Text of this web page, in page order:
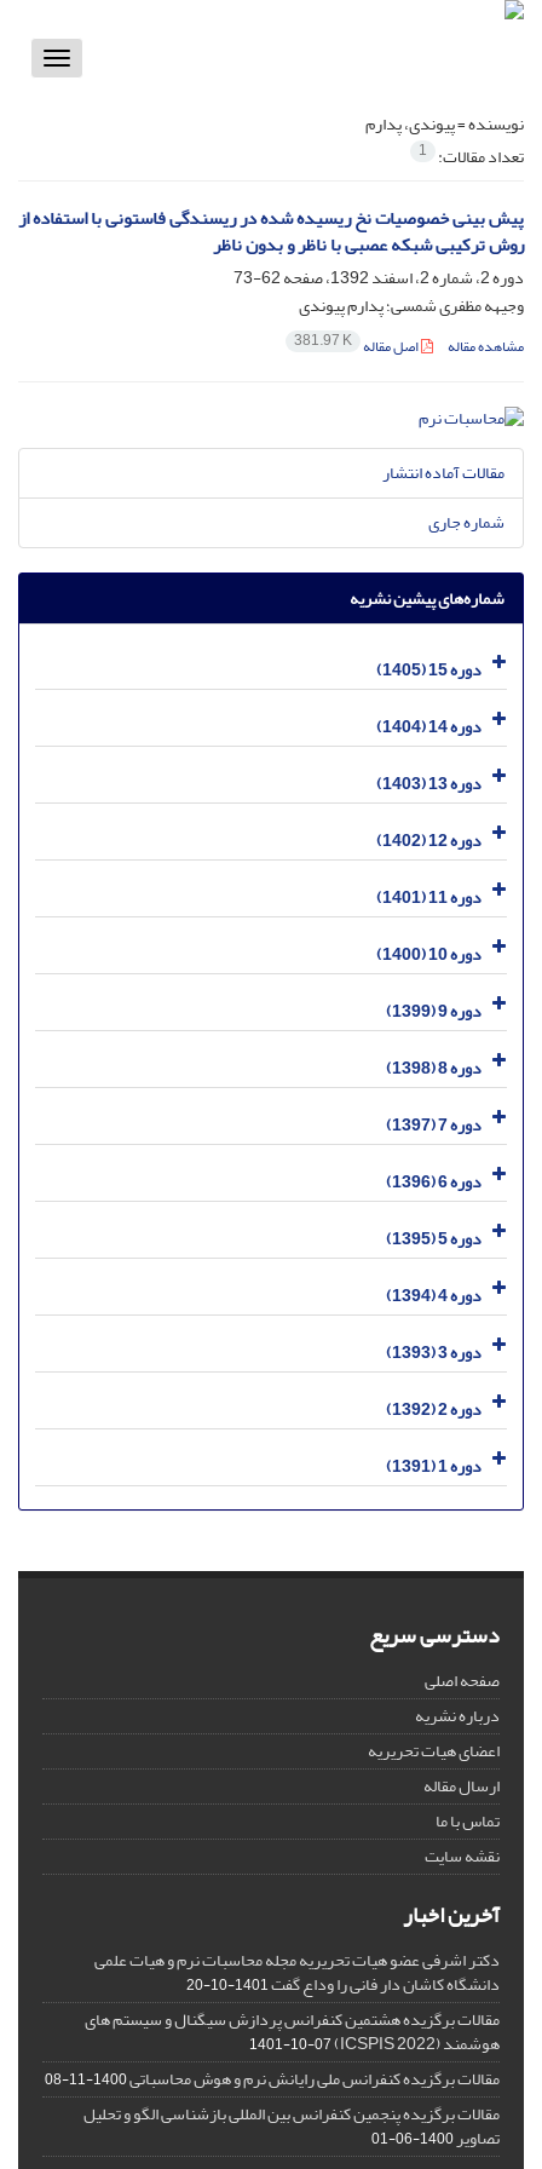
Toggle
نویسنده =پیوندی، پدارم
تعداد مقالات: 1
پیش بینی خصوصیات نخ ریسیده شده در ریسندگی فاستونی با استفاده از
روش ترکیبی شبکه عصبی با ناظر و بدون ناظر
دوره 2، شماره 2، اسفند 1392، صفحه
62-73
وجیهه مظفری شمسی؛ پدارم پیوندی
مشاهده مقاله اصل مقاله 381.97 K
مقالات آماده انتشار
شماره جاری
شماره‌های پیشین نشریه
دوره 15 (1405)
دوره 14 (1404)
دوره 13 (1403)
دوره 12 (1402)
دوره 11 (1401)
دوره 10 (1400)
دوره 9 (1399)
دوره 8 (1398)
دوره 7 (1397)
دوره 6 (1396)
دوره 5 (1395)
دوره 4 (1394)
دوره 3 (1393)
دوره 2 (1392)
دوره 1 (1391)
دسترسی سریع
صفحه اصلی
درباره نشریه
اعضای هیات تحریریه
ارسال مقاله
تماس با ما
نقشه سایت
آخرین اخبار
دکتر اشرفی عضو هیات تحریریه مجله محاسبات نرم و هیات علمی
دانشگاه کاشان دار فانی را وداع گفت1401-10-20
مقالات برگزیده هشتمین کنفرانس پردازش سیگنال و سیستم های
هوشمند (ICSPIS 2022) 1401-10-07
مقالات برگزیده کنفرانس ملی رایانش نرم و هوش محاسباتی1400-11-08
مقالات برگزیده پنجمین کنفرانس بین المللی بازشناسی الگو و تحلیل
تصاویر1400-06-01